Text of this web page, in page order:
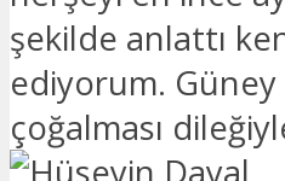
şekilde anlattı
ediyorum.
çoğalması